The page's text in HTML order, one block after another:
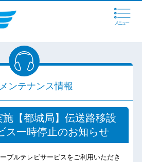
メニュー
ンテナンス情報
【都城局】伝送路移設
ス一時停止のお知らせ
ブルテレビサービスをご利用いただき